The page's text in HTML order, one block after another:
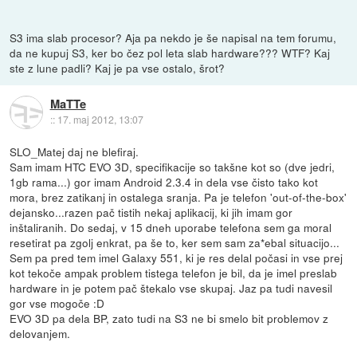
S3 ima slab procesor? Aja pa nekdo je še napisal na tem forumu,
da ne kupuj S3, ker bo čez pol leta slab hardware??? WTF? Kaj
ste z lune padli? Kaj je pa vse ostalo, šrot?
MaTTe
:: 17. maj 2012, 13:07
SLO_Matej daj ne blefiraj.
Sam imam HTC EVO 3D, specifikacije so takšne kot so (dve jedri,
1gb rama...) gor imam Android 2.3.4 in dela vse čisto tako kot
mora, brez zatikanj in ostalega sranja. Pa je telefon 'out-of-the-box'
dejansko...razen pač tistih nekaj aplikacij, ki jih imam gor
inštaliranih. Do sedaj, v 15 dneh uporabe telefona sem ga moral
resetirat pa zgolj enkrat, pa še to, ker sem sam za*ebal situacijo...
Sem pa pred tem imel Galaxy 551, ki je res delal počasi in vse prej
kot tekoče ampak problem tistega telefon je bil, da je imel preslab
hardware in je potem pač štekalo vse skupaj. Jaz pa tudi navesil
gor vse mogoče :D
EVO 3D pa dela BP, zato tudi na S3 ne bi smelo bit problemov z
delovanjem.